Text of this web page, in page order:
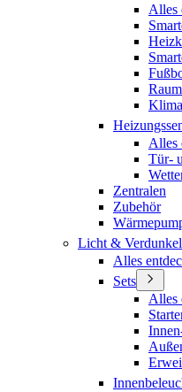
Alles
Alles
Tür-
Zentralen
Zubehör
Licht &
Alles
Sets
Alles